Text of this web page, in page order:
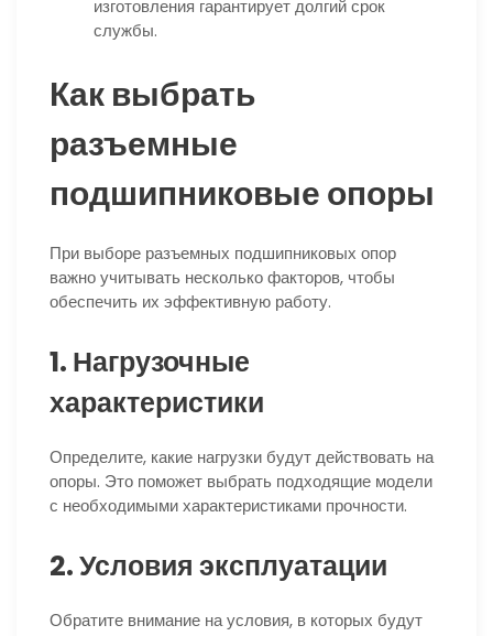
изготовления гарантирует долгий срок
службы.
Как выбрать
разъемные
подшипниковые опоры
При выборе разъемных подшипниковых опор
важно учитывать несколько факторов, чтобы
обеспечить их эффективную работу.
1. Нагрузочные
характеристики
Определите, какие нагрузки будут действовать на
опоры. Это поможет выбрать подходящие модели
с необходимыми характеристиками прочности.
2. Условия эксплуатации
Обратите внимание на условия, в которых будут